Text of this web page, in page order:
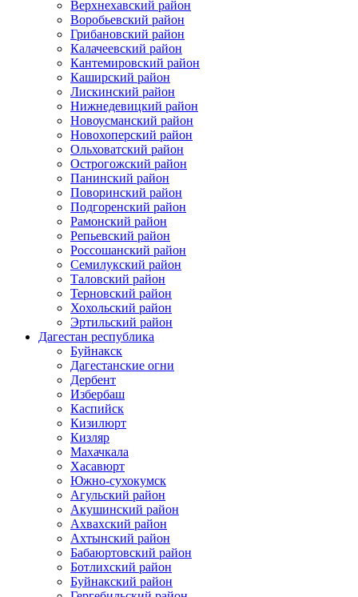
Верхнехавский район
Воробьевский район
Грибановский район
Калачеевский район
Кантемировский район
Каширский район
Лискинский район
Нижнедевицкий район
Новоусманский район
Новохоперский район
Ольховатский район
Острогожский район
Панинский район
Поворинский район
Подгоренский район
Рамонский район
Репьевский район
Россошанский район
Семилукский район
Таловский район
Терновский район
Хохольский район
Эртильский район
Дагестан республика
Буйнакск
Дагестанские огни
Дербент
Избербаш
Каспийск
Кизилюрт
Кизляр
Махачкала
Хасавюрт
Южно-сухокумск
Агульский район
Акушинский район
Ахвахский район
Ахтынский район
Бабаюртовский район
Ботлихский район
Буйнакский район